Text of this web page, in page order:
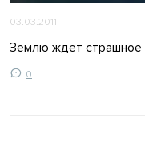
03.03.2011
Землю ждет страшное
0